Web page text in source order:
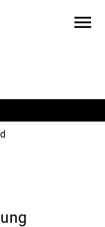
menu